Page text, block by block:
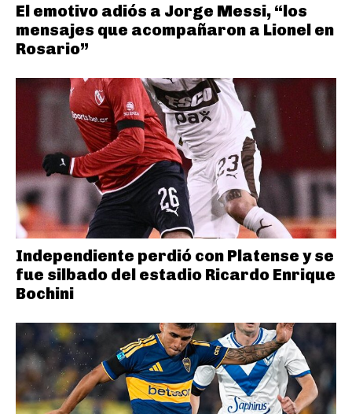
El emotivo adiós a Jorge Messi, “los
mensajes que acompañaron a Lionel en
Rosario”
Independiente perdió con Platense y se
fue silbado del estadio Ricardo Enrique
Bochini